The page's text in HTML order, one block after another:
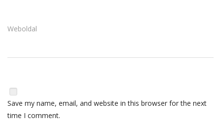
Weboldal
Save my name, email, and website in this browser for the next
time I comment.